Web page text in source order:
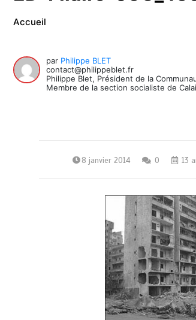
Accueil
par Philippe BLET
contact@philippeblet.fr
Philippe Blet, Président de la
Membre de la section socialiste de
8 janvier 2014 0 13